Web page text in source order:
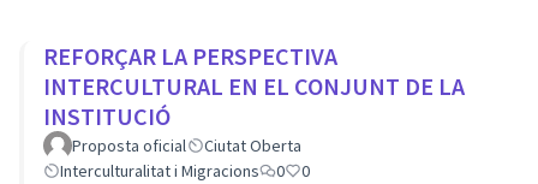
REFORÇAR LA PERSPECTIVA
INTERCULTURAL EN EL CONJUNT DE LA
INSTITUCIÓ
Proposta oficial
Ciutat Oberta
Interculturalitat i Migracions
0 0